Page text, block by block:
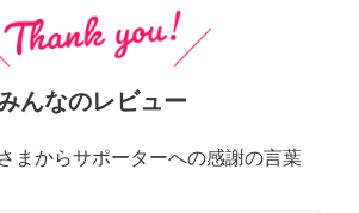
んなのレビュー
まからサポーターへの感謝の言葉